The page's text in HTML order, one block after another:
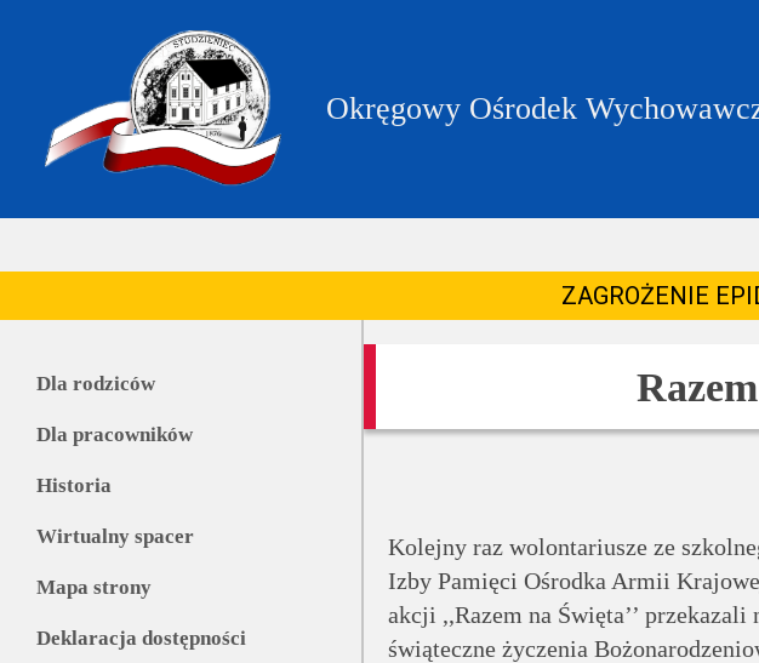
Okręgowy Ośrodek
ZAGROŻENIE
Dla rodziców
Dla pracowników
Historia
Wirtualny spacer
Mapa strony
Deklaracja dostępności
Kolejny raz wolontariusze ze
Izby Pamięci Ośrodka Armii
akcji ,,Razem na Święta’’
świąteczne życzenia